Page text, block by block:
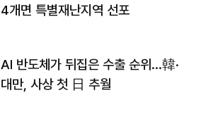
4개면 특별재난지역 선포
AI 반도체가 뒤집은 수출 순위…韓·
대만, 사상 첫 日 추월